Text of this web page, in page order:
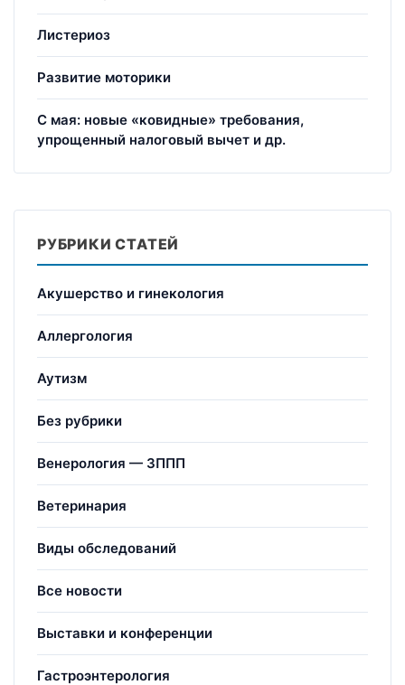
Листериоз
Развитие моторики
С мая: новые «ковидные» требования,
упрощенный налоговый вычет и др.
РУБРИКИ СТАТЕЙ
Акушерство и гинекология
Аллергология
Аутизм
Без рубрики
Венерология — ЗППП
Ветеринария
Виды обследований
Все новости
Выставки и конференции
Гастроэнтерология